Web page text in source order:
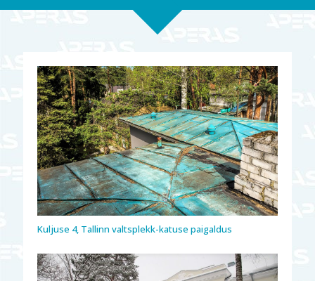
Kuljuse 4, Tallinn valtsplekk-katuse paigaldus